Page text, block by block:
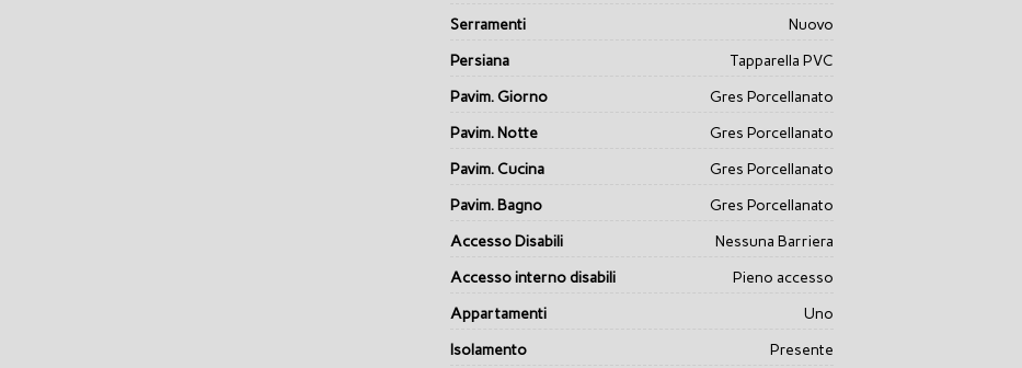
Serramenti
Nuovo
Persiana
Tapparella PVC
Pavim. Giorno
Gres Porcellanato
Pavim. Notte
Gres Porcellanato
Pavim. Cucina
Gres Porcellanato
Pavim. Bagno
Gres Porcellanato
Accesso Disabili
Nessuna Barriera
Accesso interno disabili
Pieno accesso
Appartamenti
Uno
Isolamento
Presente